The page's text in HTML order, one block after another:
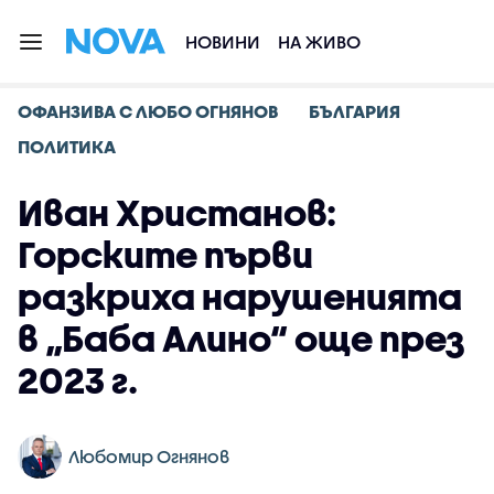
НОВИНИ НА ЖИВО
ОФАНЗИВА С ЛЮБО ОГНЯНОВ
БЪЛГАРИЯ
ПОЛИТИКА
Иван Христанов:
Горските първи
разкриха нарушенията
в „Баба Алино“ още през
2023 г.
Любомир Огнянов